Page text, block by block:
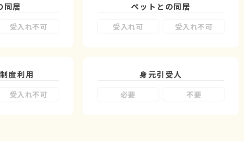
同居
受入れ不可
ペットとの同居
受入れ可 受入れ不可
度利用
受入れ不可
身元引受人
必要 不要